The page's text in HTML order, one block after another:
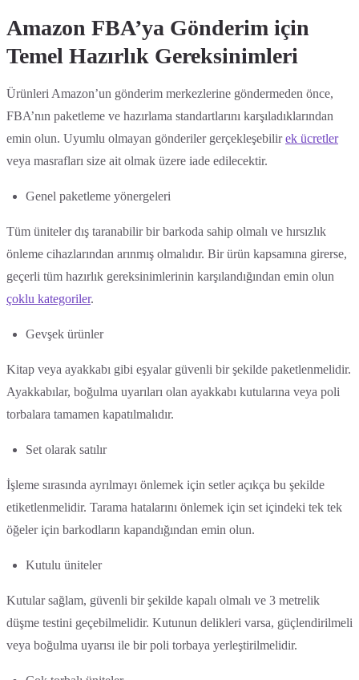
Amazon FBA’ya Gönderim için
Temel Hazırlık Gereksinimleri
Ürünleri Amazon’un gönderim merkezlerine göndermeden önce,
FBA’nın paketleme ve hazırlama standartlarını karşıladıklarından
emin olun. Uyumlu olmayan gönderiler gerçekleşebilirek ücretler
veya masrafları size ait olmak üzere iade edilecektir.
Genel paketleme yönergeleri
Tüm üniteler dış taranabilir bir barkoda sahip olmalı ve hırsızlık
önleme cihazlarından arınmış olmalıdır. Bir ürün kapsamına girerse,
geçerli tüm hazırlık gereksinimlerinin karşılandığından emin olun
çoklu kategoriler.
Gevşek ürünler
Kitap veya ayakkabı gibi eşyalar güvenli bir şekilde paketlenmelidir.
Ayakkabılar, boğulma uyarıları olan ayakkabı kutularına veya poli
torbalara tamamen kapatılmalıdır.
Set olarak satılır
İşleme sırasında ayrılmayı önlemek için setler açıkça bu şekilde
etiketlenmelidir. Tarama hatalarını önlemek için set içindeki tek tek
öğeler için barkodların kapandığından emin olun.
Kutulu üniteler
Kutular sağlam, güvenli bir şekilde kapalı olmalı ve 3 metrelik
düşme testini geçebilmelidir. Kutunun delikleri varsa, güçlendirilmeli
veya boğulma uyarısı ile bir poli torbaya yerleştirilmelidir.